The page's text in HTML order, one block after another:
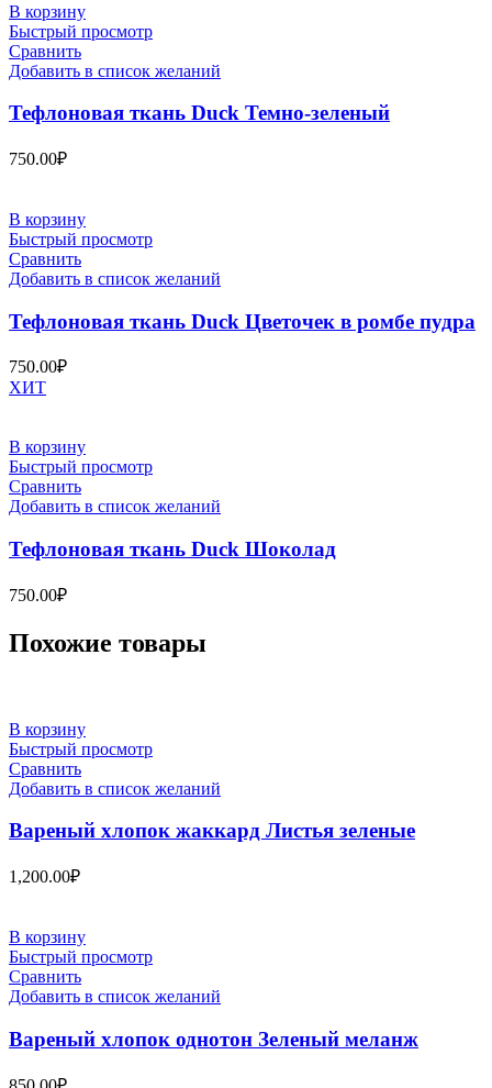
В корзину
Быстрый просмотр
Сравнить
Добавить в список желаний
Тефлоновая ткань Duck Темно-зеленый
750.00₽
В корзину
Быстрый просмотр
Сравнить
Добавить в список желаний
Тефлоновая ткань Duck Цветочек в ромбе пудра
750.00₽
ХИТ
В корзину
Быстрый просмотр
Сравнить
Добавить в список желаний
Тефлоновая ткань Duck Шоколад
750.00₽
Похожие товары
В корзину
Быстрый просмотр
Сравнить
Добавить в список желаний
Вареный хлопок жаккард Листья зеленые
1,200.00₽
В корзину
Быстрый просмотр
Сравнить
Добавить в список желаний
Вареный хлопок однотон Зеленый меланж